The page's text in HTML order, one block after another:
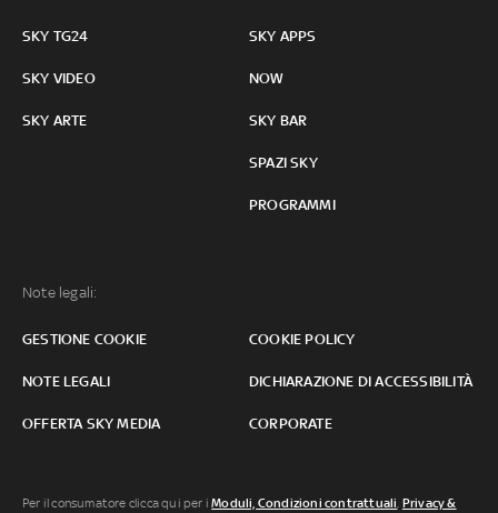
SKY TG24
SKY VIDEO
SKY ARTE
SKY APPS
NOW
SKY BAR
SPAZI SKY
PROGRAMMI
Note legali:
GESTIONE COOKIE COOKIE POLICY
NOTE LEGALI DICHIARAZIONE DI ACCESSIBILITÀ
OFFERTA SKY MEDIA CORPORATE
Per il consumatore clicca qui per iModuli, Condizioni contrattuali, Privacy &